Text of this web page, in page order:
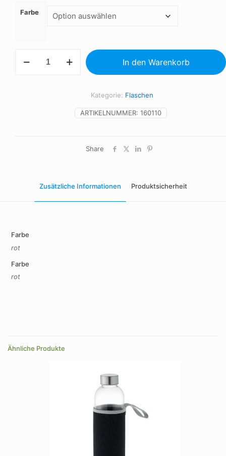
Farbe
Menge
In den Warenkorb
ARTIKELNUMMER: 160110
Kategorie: Flaschen
Share
Zusätzliche Informationen Produktsicherheit
Farbe
rot
Farbe
rot
Ähnliche Produkte